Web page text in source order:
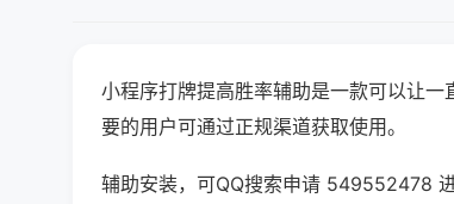
小程序打牌提高胜率辅助是一款可以让一
要的用户可通过正规渠道获取使用。
辅助安装，可QQ搜索申请 549552478